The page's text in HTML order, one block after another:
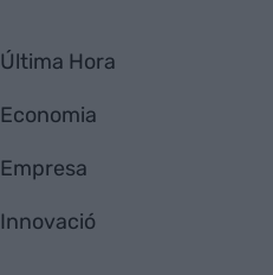
Última Hora
Economia
Empresa
Innovació